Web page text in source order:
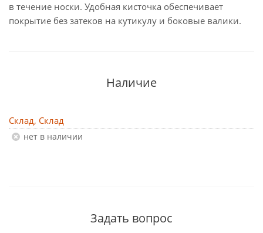
в течение носки. Удобная кисточка обеспечивает
покрытие без затеков на кутикулу и боковые валики.
Наличие
Склад, Склад
Нет в наличии
Задать вопрос